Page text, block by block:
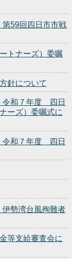
59回四日市市戦
トナーズ）委嘱
針について
和７年度 四日
ーズ）委嘱式に
和７年度 四日
勢湾台風殉難者
等支給審査会に